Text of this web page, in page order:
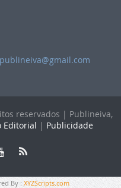
publineiva@gmail.com
reservados | Publineiva,
Editorial | Publicidade
By : XYZScripts.com